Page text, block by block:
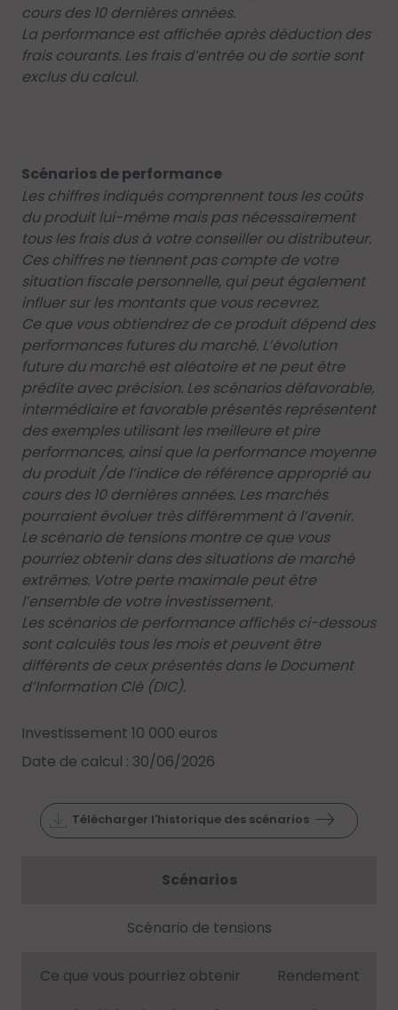
cours des 10 dernières années.
La performance est affichée après déduction des
frais courants. Les frais d’entrée ou de sortie sont
exclus du calcul.
Scénarios de performance
Les chiffres indiqués comprennent tous les coûts
du produit lui-même mais pas nécessairement
tous les frais dus à votre conseiller ou distributeur.
Ces chiffres ne tiennent pas compte de votre
situation fiscale personnelle, qui peut également
influer sur les montants que vous recevrez.
Ce que vous obtiendrez de ce produit dépend des
performances futures du marché. L’évolution
future du marché est aléatoire et ne peut être
prédite avec précision. Les scénarios défavorable,
intermédiaire et favorable présentés représentent
des exemples utilisant les meilleure et pire
performances, ainsi que la performance moyenne
du produit /de l’indice de référence approprié au
cours des 10 dernières années. Les marchés
pourraient évoluer très différemment à l’avenir.
Le scénario de tensions montre ce que vous
pourriez obtenir dans des situations de marché
extrêmes. Votre perte maximale peut être
l’ensemble de votre investissement.
Les scénarios de performance affichés ci-dessous
sont calculés tous les mois et peuvent être
différents de ceux présentés dans le Document
d’Information Clé (DIC).
Investissement 10 000 euros
Date de calcul : 30/06/2026
Télécharger l'historique des scénarios
Scénarios
Scénario de tensions
Ce que vous pourriez obtenir
Rendement